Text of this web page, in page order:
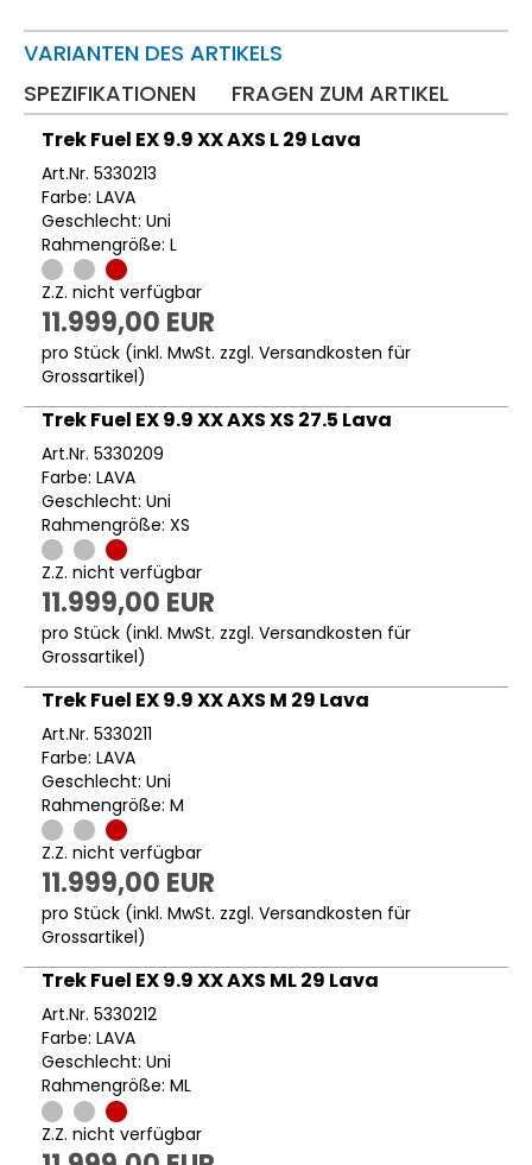
VARIANTEN DES ARTIKELS
SPEZIFIKATIONEN
FRAGEN ZUM ARTIKEL
Trek Fuel EX 9.9 XX AXS L 29 Lava
Art.Nr. 5330213
Farbe: LAVA
Geschlecht: Uni
Rahmengröße: L
Z.Z. nicht verfügbar
11.999,00 EUR
pro Stück (inkl. MwSt. zzgl. Versandkosten für
Grossartikel)
Trek Fuel EX 9.9 XX AXS XS 27.5 Lava
Art.Nr. 5330209
Farbe: LAVA
Geschlecht: Uni
Rahmengröße: XS
Z.Z. nicht verfügbar
11.999,00 EUR
pro Stück (inkl. MwSt. zzgl. Versandkosten für
Grossartikel)
Trek Fuel EX 9.9 XX AXS M 29 Lava
Art.Nr. 5330211
Farbe: LAVA
Geschlecht: Uni
Rahmengröße: M
Z.Z. nicht verfügbar
11.999,00 EUR
pro Stück (inkl. MwSt. zzgl. Versandkosten für
Grossartikel)
Trek Fuel EX 9.9 XX AXS ML 29 Lava
Art.Nr. 5330212
Farbe: LAVA
Geschlecht: Uni
Rahmengröße: ML
Z.Z. nicht verfügbar